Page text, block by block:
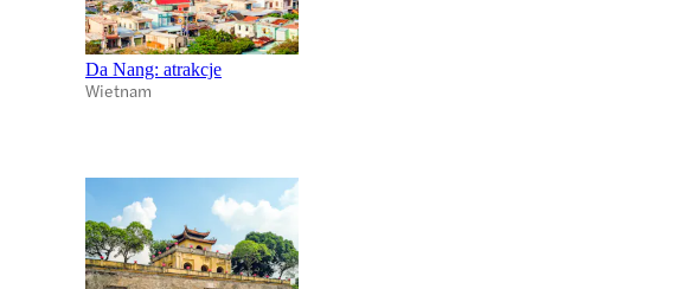
Da Nang: atrakcje
Wietnam